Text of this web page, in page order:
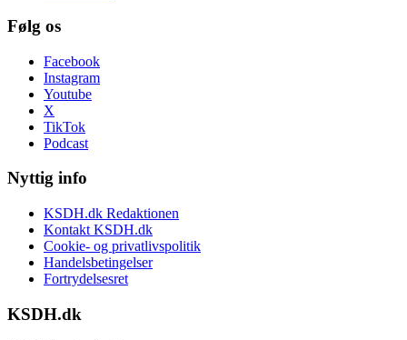
Følg os
Facebook
Instagram
Youtube
X
TikTok
Podcast
Nyttig info
KSDH.dk Redaktionen
Kontakt KSDH.dk
Cookie- og privatlivspolitik
Handelsbetingelser
Fortrydelsesret
KSDH.dk